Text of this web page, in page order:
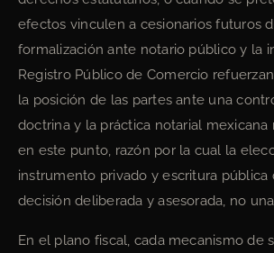
efectos vinculen a cesionarios futuros
formalización ante notario público y la
Registro Público de Comercio
la posición de las partes ante una
doctrina y la práctica notarial mexicana
en este punto, razón por la cual la
instrumento privado y escritura pública
decisión deliberada y asesorada, no
En el plano fiscal, cada mecanismo de